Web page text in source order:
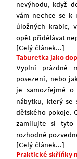
nevýhodu, když
vám nechce se k
úložných krabic,
opět přidělávat
[Celý článek...]
Taburetka jako
Vyplní prázdné
posezení, nebo
je samozřejmě o
nábytku, který se
dětského pokoje.
zamilujte si tyto
rozhodně
[Celý článek...]
Praktické skříňky